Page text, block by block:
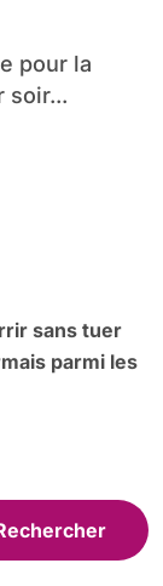
soir...
sans tuer
parmi les